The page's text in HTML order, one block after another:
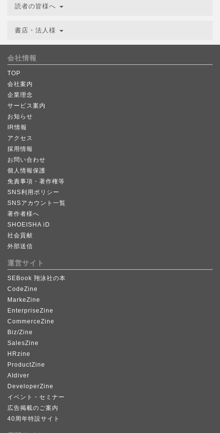
読者の皆様へ
書店・法人様
会社情報
TOP
会社案内
企業理念
サービス案内
お知らせ
IR情報
アクセス
採用情報
お問い合わせ
個人情報保護
免責事項・著作権等
SNS利用ポリシー
SNSアカウント一覧
著作者様へ
SHOEISHA iD
社会貢献
外部送信
運営サイト
SEBook 翔泳社の本
CodeZine
MarkeZine
EnterpriseZine
CommerceZine
Biz/Zine
SalesZine
HRzine
ProductZine
AIdiver
DeveloperZine
イベント・セミナー
広告掲載のご案内
40周年特設サイト